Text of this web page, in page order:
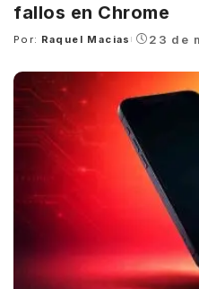
fallos en Chrome
Posted
Por: Raquel Macias 23 de